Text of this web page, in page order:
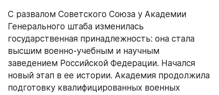
С развалом Советского Союза у Академии
Генерального штаба изменилась
государственная принадлежность: она стала
высшим военно-учебным и научным
заведением Российской Федерации. Начался
новый этап в ее истории. Академия продолжила
подготовку квалифицированных военных